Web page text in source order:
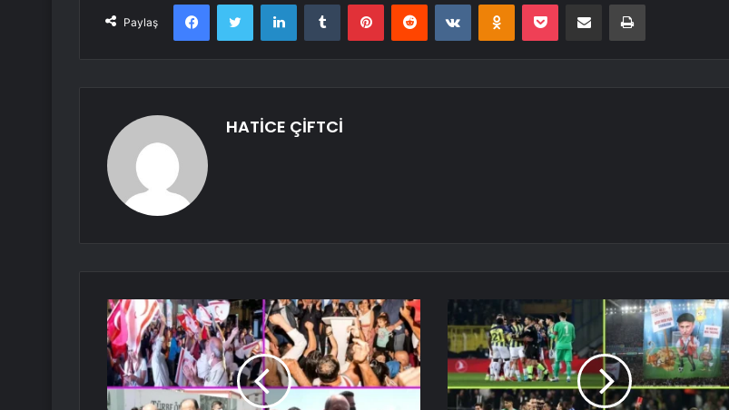
Paylaş
FacebookTwitter LinkedInTumblr PinterestReddit VKontakteOdnoklassniki
Pocket E-Posta ile paylaş Yazdır
HATİCE ÇİFTCİ